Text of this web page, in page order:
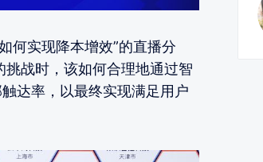
何实现降本增效”的直播分
战时，该如何合理地通过智
达率，以最终实现满足用户